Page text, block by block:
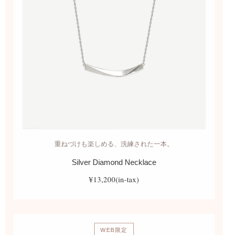
重ねづけも楽しめる、洗練された一本。
Silver Diamond Necklace
¥13,200(in-tax)
WEB限定